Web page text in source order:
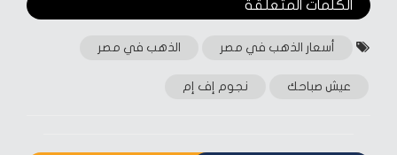
الكلمات المتعلقة‎
أسعار الذهب في مصر الذهب في مصر
عيش صباحك نجوم إف إم